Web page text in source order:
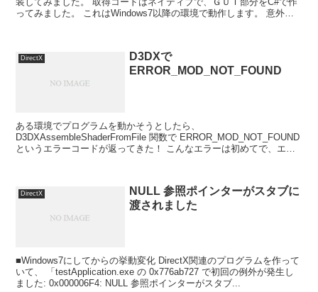
ってみました。 これはWindows7以降の環境で動作します。 意外と
DirectX
D3DXで
ERROR_MOD_NOT_FOUND
ある環境でプログラムを動かそうとしたら、
D3DXAssembleShaderFromFile 関数で ERROR_MOD_NOT_FOUND
というエラーコードが返ってきた！ こんなエラーは初めてで、エラ
DirectX
NULL 参照ポインターがスタブに
渡されました
■Windows7にしてからの挙動変化 DirectX関連のプログラムを作って
いて、 「testApplication.exe の 0x776ab727 で初回の例外が発生し
ました: 0x000006F4: NULL 参照ポインターがスタブ...